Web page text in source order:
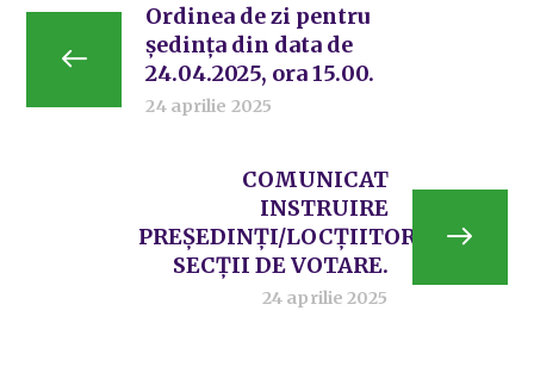
Ordinea de zi pentru
ședința din data de
24.04.2025, ora 15.00.
24 aprilie 2025
COMUNICAT
INSTRUIRE
PREȘEDINȚI/LOCȚIITORI
SECȚII DE VOTARE.
24 aprilie 2025